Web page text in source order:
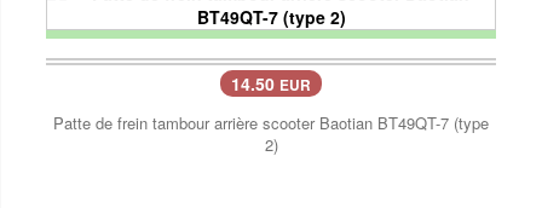
14.50 EUR
Patte de frein tambour arrière scooter Baotian BT49QT-7 (type
2)